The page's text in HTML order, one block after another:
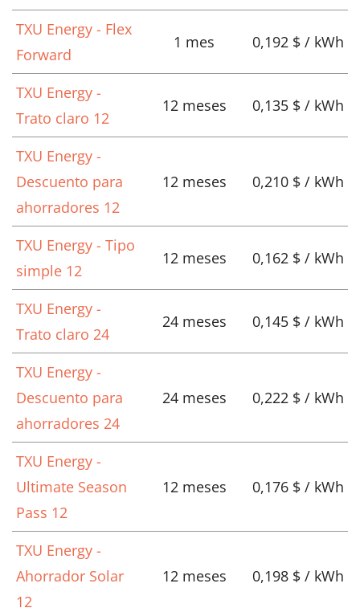
TXU Energy - Flex
Forward
1 mes 0,192 $ / kWh
TXU Energy -
Trato claro 12
12 meses 0,135 $ / kWh
TXU Energy -
Descuento para
ahorradores 12
12 meses 0,210 $ / kWh
TXU Energy - Tipo
simple 12
12 meses 0,162 $ / kWh
TXU Energy -
Trato claro 24
24 meses 0,145 $ / kWh
TXU Energy -
Descuento para
ahorradores 24
24 meses 0,222 $ / kWh
TXU Energy -
Ultimate Season
Pass 12
12 meses 0,176 $ / kWh
TXU Energy -
Ahorrador Solar
12
12 meses 0,198 $ / kWh